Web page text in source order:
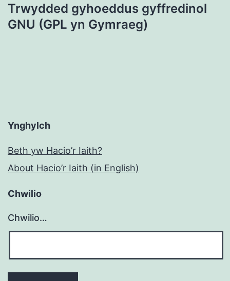
Trwydded gyhoeddus gyffredinol
GNU (GPL yn Gymraeg)
Ynghylch
Beth yw Hacio’r Iaith?
About Hacio’r Iaith (in English)
Chwilio
Chwilio…